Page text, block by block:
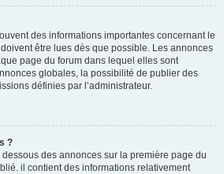
des informations importantes concernant le
être lues dès que possible. Les annonces
page du forum dans lequel elles sont
globales, la possibilité de publier des
définies par l’administrateur.
?
des annonces sur la première page du
il contient des informations relativement